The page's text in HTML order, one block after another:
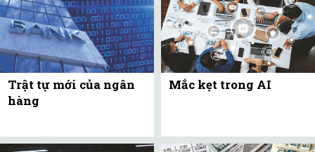
Trật tự mới của ngân
hàng
Mắc kẹt trong AI